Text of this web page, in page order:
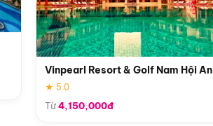
Vinpearl Resort & Golf Nam Hội An
★ 5.0
Từ4,150,000đ